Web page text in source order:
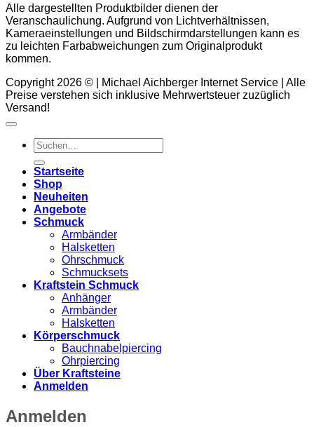
Alle dargestellten Produktbilder dienen der
Veranschaulichung. Aufgrund von Lichtverhältnissen,
Kameraeinstellungen und Bildschirmdarstellungen kann es
zu leichten Farbabweichungen zum Originalprodukt
kommen.
Copyright 2026 © | Michael Aichberger Internet Service | Alle
Preise verstehen sich inklusive Mehrwertsteuer zuzüglich
Versand!
Suchen
nach:
Startseite
Shop
Neuheiten
Angebote
Schmuck
Armbänder
Halsketten
Ohrschmuck
Schmucksets
Kraftstein Schmuck
Anhänger
Armbänder
Halsketten
Körperschmuck
Bauchnabelpiercing
Ohrpiercing
Über Kraftsteine
Anmelden
Anmelden